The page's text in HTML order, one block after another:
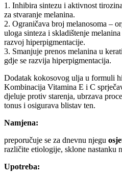
1. Inhibira sintezu i aktivnost
za stvaranje melanina.
2. Ograničava broj melanosoma –
uloga sinteza i skladištenje
razvoj hiperpigmentacije.
3. Smanjuje prenos melanina u
gdje se razvija hiperpigmentacija.
Dodatak kokosovog ulja u formuli
Kombinacija Vitamina E i C
djeluje protiv starenja, ubrzava
tonus i osigurava blistav ten.
Namjena:
preporučuje se za dnevnu njegu
različite etiologije, sklone nastanku
Upotreba: